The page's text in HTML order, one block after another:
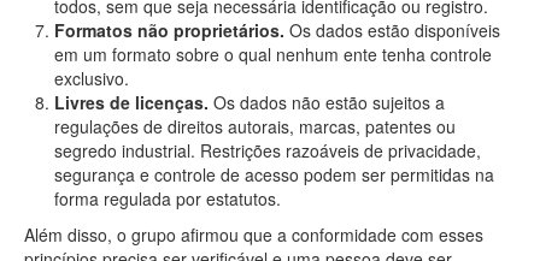
todos, sem que seja necessária identificação ou registro.
Formatos não proprietários. Os dados estão disponíveis
em um formato sobre o qual nenhum ente tenha controle
exclusivo.
Livres de licenças. Os dados não estão sujeitos a
regulações de direitos autorais, marcas, patentes ou
segredo industrial. Restrições razoáveis de privacidade,
segurança e controle de acesso podem ser permitidas na
forma regulada por estatutos.
Além disso, o grupo afirmou que a conformidade com esses